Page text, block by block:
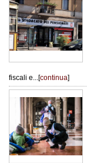
fiscali e...[continua]